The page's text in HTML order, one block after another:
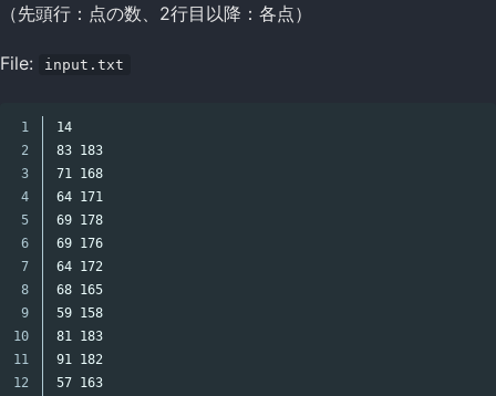
（先頭行：点の数、2行目以降：各点）
File: input.txt
1
2
3
4
5
6
7
8
9
10
11
12
14
83 183
71 168
64 171
69 178
69 176
64 172
68 165
59 158
81 183
91 182
57 163